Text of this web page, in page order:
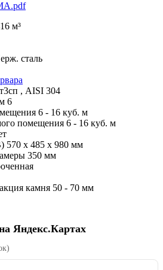
м³
сталь
, AISI 304
6
6 - 16 куб. м
помещения 6 - 16 куб. м
570 х 485 х 980 мм
350 мм
камня 50 - 70 мм
Яндекс.Картах